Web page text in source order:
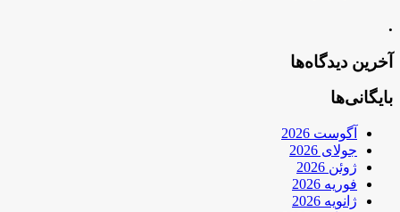
.
آخرین دیدگاه‌ها
بایگانی‌ها
آگوست 2026
جولای 2026
ژوئن 2026
فوریه 2026
ژانویه 2026